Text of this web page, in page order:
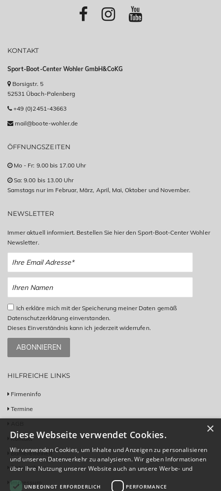
KONTAKT
Sport-Boot-Center Wohler GmbH&CoKG
Borsigstr. 5
52531 Übach-Palenberg
+49 (0)2451-43663
mail@boote-wohler.de
ÖFFNUNGSZEITEN
Mo - Fr: 9.00 bis 17.00 Uhr
Sa: 9.00 bis 13.00 Uhr
Samstags nur im Februar, März, April, Mai, Oktober und November.
NEWSLETTER
Immer aktuell informiert. Bestellen Sie hier den Sport-Boot-Center Wohler
Newsletter.
Ich erkläre mich mit der Speicherung meiner Daten gemäß
Datenschutzerklärung einverstanden.
Dieses Einverständnis kann ich jederzeit widerrufen.
ABONNIEREN
HILFREICHE LINKS
Firmeninfo
Termine
Kontakt
Barrierefreiheit
Datenschutz
Impressum
×
Diese Webseite verwendet Cookies.
Wir verwenden Cookies, um Inhalte und Anzeigen zu personalisieren
und unseren Datenverkehr zu analysieren. Wir geben Informationen
über Ihre Nutzung unserer Website auch an unsere Werbe- und
Informationen kombinieren, die Sie ihnen bereitgestellt haben oder
UNBEDINGT ERFORDERLICH PERFORMANCE